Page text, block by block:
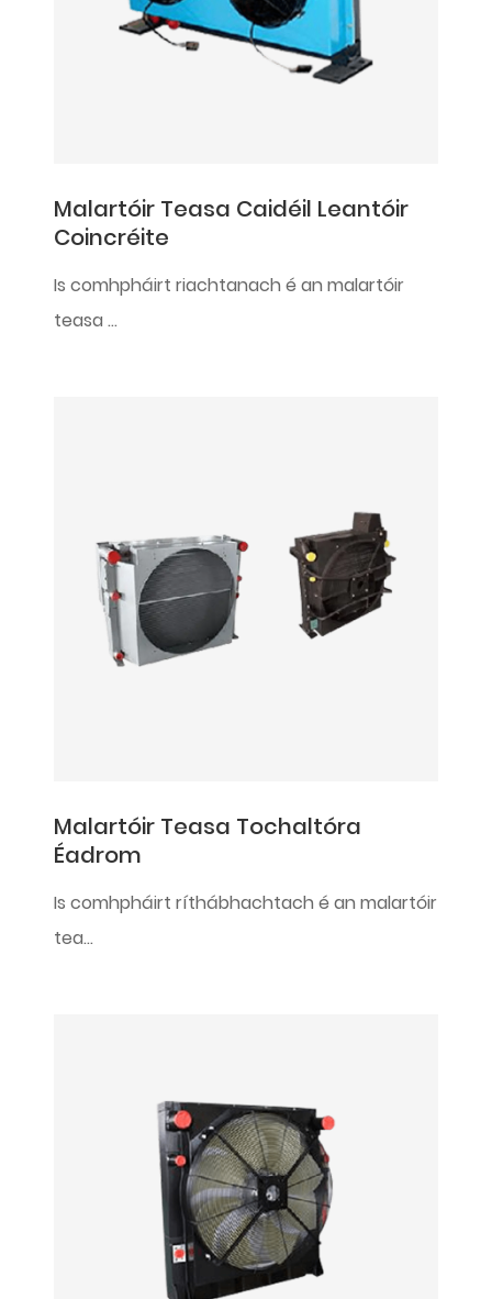
Malartóir Teasa Caidéil Leantóir
Coincréite
Is comhpháirt riachtanach é an malartóir
teasa ...
Malartóir Teasa Tochaltóra
Éadrom
Is comhpháirt ríthábhachtach é an malartóir
tea...